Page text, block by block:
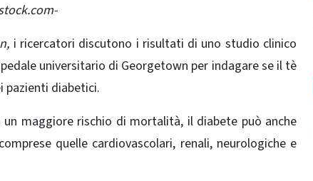
i ricercatori discutono i risultati di uno studio clinico
universitario di Georgetown per indagare se il tè
pazienti diabetici.
maggiore rischio di mortalità, il diabete può anche
quelle cardiovascolari, renali, neurologiche e